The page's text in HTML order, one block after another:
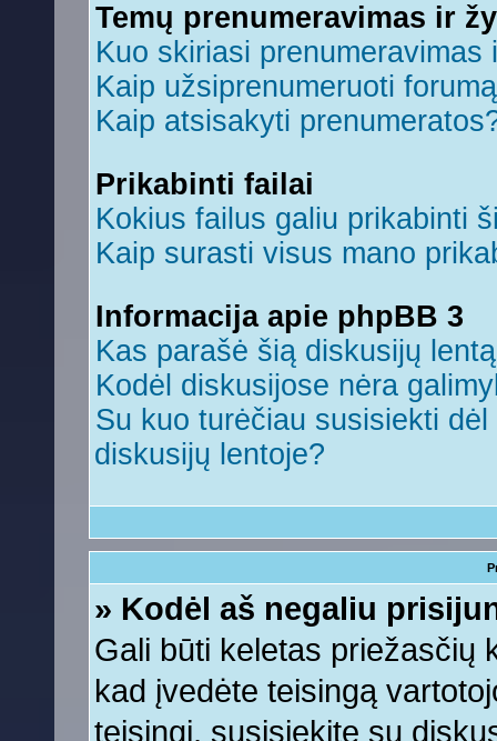
Temų prenumeravimas ir
Kuo skiriasi prenumeravimas
Kaip užsiprenumeruoti
Kaip atsisakyti
Prikabinti failai
Kokius failus galiu prikabinti
Kaip surasti visus mano
Informacija apie phpBB 3
Kas parašė šią diskusijų
Kodėl diskusijose nėra
Su kuo turėčiau susisiekti
diskusijų lentoje?
» Kodėl aš negaliu
Gali būti keletas priežasčių
kad įvedėte teisingą
teisingi, susisiekite su